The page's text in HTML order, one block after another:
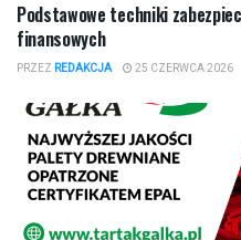
Podstawowe techniki
finansowych
PRZEZ REDAKCJA 25 CZERWCA 2026